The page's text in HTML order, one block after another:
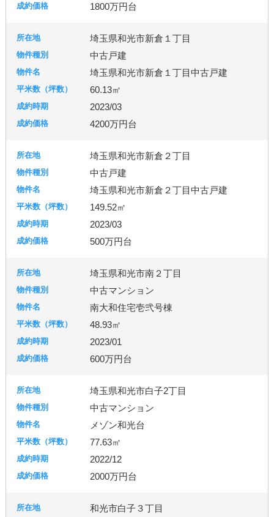
1800万円台
埼玉県和光市新倉１丁目
中古戸建
埼玉県和光市新倉１丁目中古戸建
60.13㎡
2023/03
4200万円台
埼玉県和光市新倉２丁目
中古戸建
埼玉県和光市新倉２丁目中古戸建
149.52㎡
2023/03
500万円台
埼玉県和光市南２丁目
中古マンション
南大和住宅壱弐号棟
48.93㎡
2023/01
600万円台
埼玉県和光市白子2丁目
中古マンション
メゾン和光台
77.63㎡
2022/12
2000万円台
和光市白子３丁目